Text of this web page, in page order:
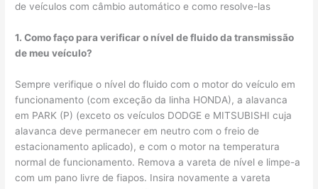
de veículos com câmbio automático e como resolve-las
1. Como faço para verificar o nível de fluido da transmissão
de meu veículo?
Sempre verifique o nível do fluido com o motor do veículo em
funcionamento (com exceção da linha HONDA), a alavanca
em PARK (P) (exceto os veículos DODGE e MITSUBISHI cuja
alavanca deve permanecer em neutro com o freio de
estacionamento aplicado), e com o motor na temperatura
normal de funcionamento. Remova a vareta de nível e limpe-a
com um pano livre de fiapos. Insira novamente a vareta